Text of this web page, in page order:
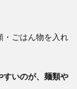
・ごはん物を入れ
すいのが、麺類や